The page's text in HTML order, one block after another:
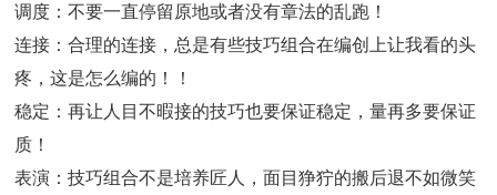
调度：不要一直停留原地或者没有章法的乱跑！
连接：合理的连接，总是有些技巧组合在编创上让我看的头
疼，这是怎么编的！！
稳定：再让人目不暇接的技巧也要保证稳定，量再多要保证
质！
表演：技巧组合不是培养匠人，面目狰狞的搬后退不如微笑